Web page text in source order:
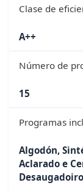
Clase de
A++
Número de
15
Programas
Algodón,
Aclarado e
Desaugadoiro